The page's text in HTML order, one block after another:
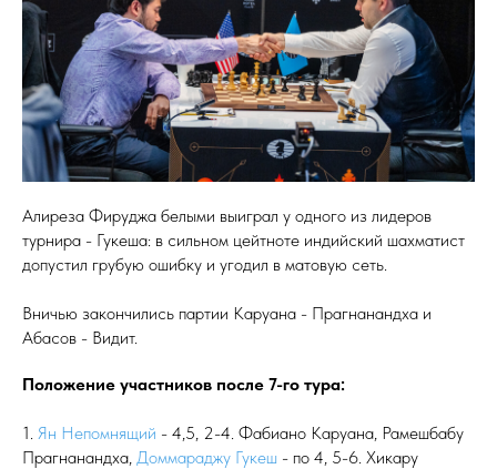
Алиреза Фируджа белыми выиграл у одного из лидеров
турнира - Гукеша: в сильном цейтноте индийский шахматист
допустил грубую ошибку и угодил в матовую сеть.
Вничью закончились партии Каруана - Прагнанандха и
Абасов - Видит.
Положение участников после 7-го тура:
1. Ян Непомнящий - 4,5, 2-4. Фабиано Каруана, Рамешбабу
Прагнанандха, Доммараджу Гукеш - по 4, 5-6. Хикару